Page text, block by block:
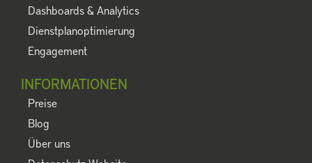
Dashboards & Analytics
Dienstplanoptimierung
Engagement
INFORMATIONEN
Preise
Blog
Über uns